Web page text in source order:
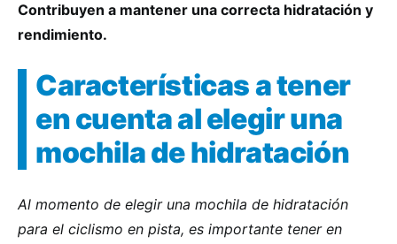
Contribuyen a mantener una correcta hidratación y
rendimiento.
Características a tener
en cuenta al elegir una
mochila de hidratación
Al momento de elegir una mochila de hidratación
para el ciclismo en pista, es importante tener en